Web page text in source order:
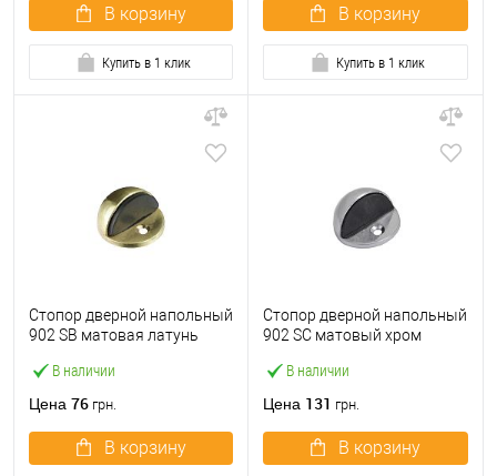
В корзину
Купить в 1 клик
В корзину
Купить в 1 клик
В наличии
Стопор дверной напольный
902 SB матовая латунь
Цена 76 грн.
В корзину
В наличии
Стопор дверной напольный
902 SC матовый хром
Цена 131 грн.
В корзину